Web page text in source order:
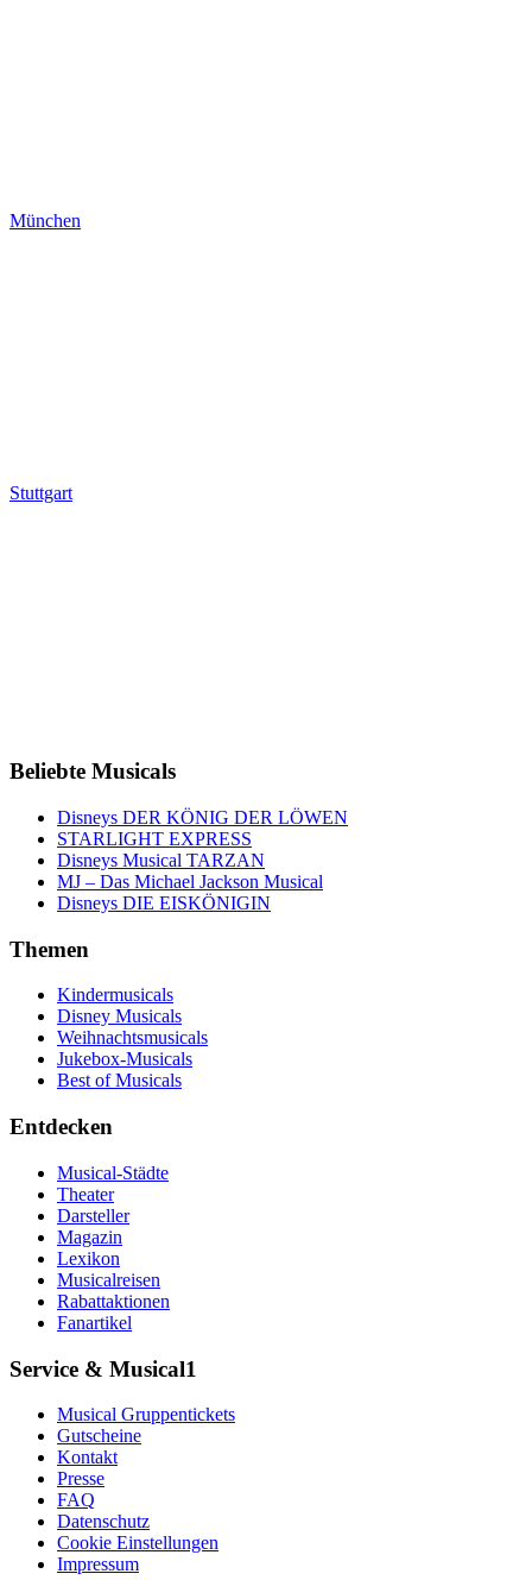
München
Stuttgart
Beliebte Musicals
Disneys DER KÖNIG DER LÖWEN
STARLIGHT EXPRESS
Disneys Musical TARZAN
MJ – Das Michael Jackson Musical
Disneys DIE EISKÖNIGIN
Themen
Kindermusicals
Disney Musicals
Weihnachtsmusicals
Jukebox-Musicals
Best of Musicals
Entdecken
Musical-Städte
Theater
Darsteller
Magazin
Lexikon
Musicalreisen
Rabattaktionen
Fanartikel
Service & Musical1
Musical Gruppentickets
Gutscheine
Kontakt
Presse
FAQ
Datenschutz
Cookie Einstellungen
Impressum